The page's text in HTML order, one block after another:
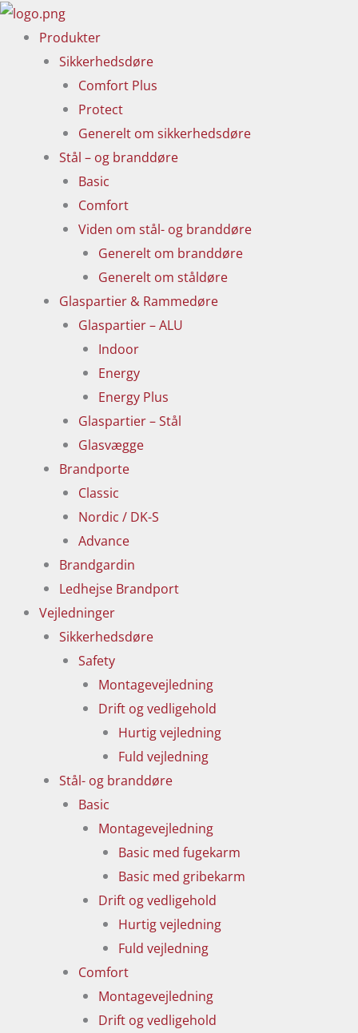
Gå
indholdet
Produkter
Sikkerhedsdøre
Comfort Plus
Protect
Generelt om sikkerhedsdøre
Stål – og branddøre
Basic
Comfort
Viden om stål- og branddøre
Generelt om branddøre
Generelt om ståldøre
Glaspartier & Rammedøre
Glaspartier – ALU
Indoor
Energy
Energy Plus
Glaspartier – Stål
Glasvægge
Brandporte
Classic
Nordic / DK-S
Advance
Brandgardin
Ledhejse Brandport
Vejledninger
Sikkerhedsdøre
Safety
Montagevejledning
Drift og vedligehold
Hurtig vejledning
Fuld vejledning
Stål- og branddøre
Basic
Montagevejledning
Basic med fugekarm
Basic med gribekarm
Drift og vedligehold
Hurtig vejledning
Fuld vejledning
Comfort
Montagevejledning
Drift og vedligehold